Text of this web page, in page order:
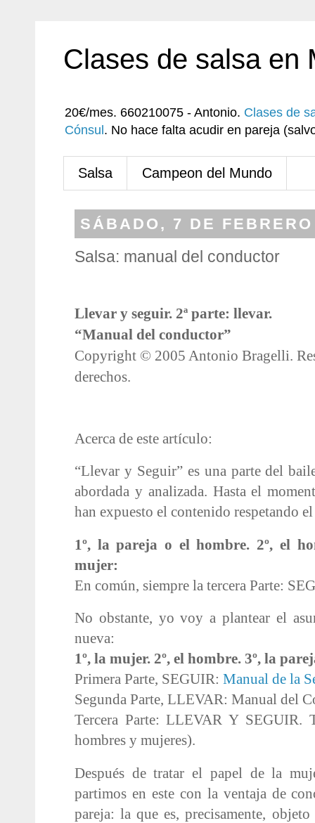
Clases de salsa en
20€/mes. 660210075 - Antonio. Clases de
Cónsul . No hace falta acudir en pareja
Salsa Campeon del Mundo
SÁBADO, 7 DE
Salsa: manual del conductor
Llevar y seguir. 2ª parte: llevar.
“Manual del conductor”
Copyright © 2005 Antonio Bragelli.
derechos.
Acerca de este artículo:
“Llevar y Seguir” es una parte del
abordada y analizada. Hasta el
han expuesto el contenido respetando
1º, la pareja o el hombre. 2º, el
mujer:
En común, siempre la tercera Parte:
No obstante, yo voy a plantear el
nueva:
1º, la mujer. 2º, el hombre. 3º, la
Primera Parte, SEGUIR: Manual de la
Segunda Parte, LLEVAR: Manual del
Tercera Parte: LLEVAR Y SEGUIR.
hombres y mujeres).
Después de tratar el papel de la
partimos en este con la ventaja de
pareja: la que es, precisamente,